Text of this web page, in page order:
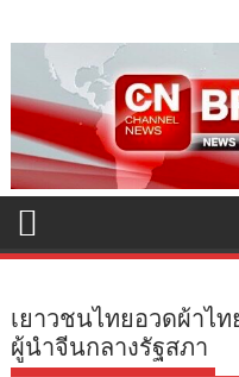
to
content
เยาวชนไทยอวดผ้าไ
ผู้นำจีนกลางรัฐสภา